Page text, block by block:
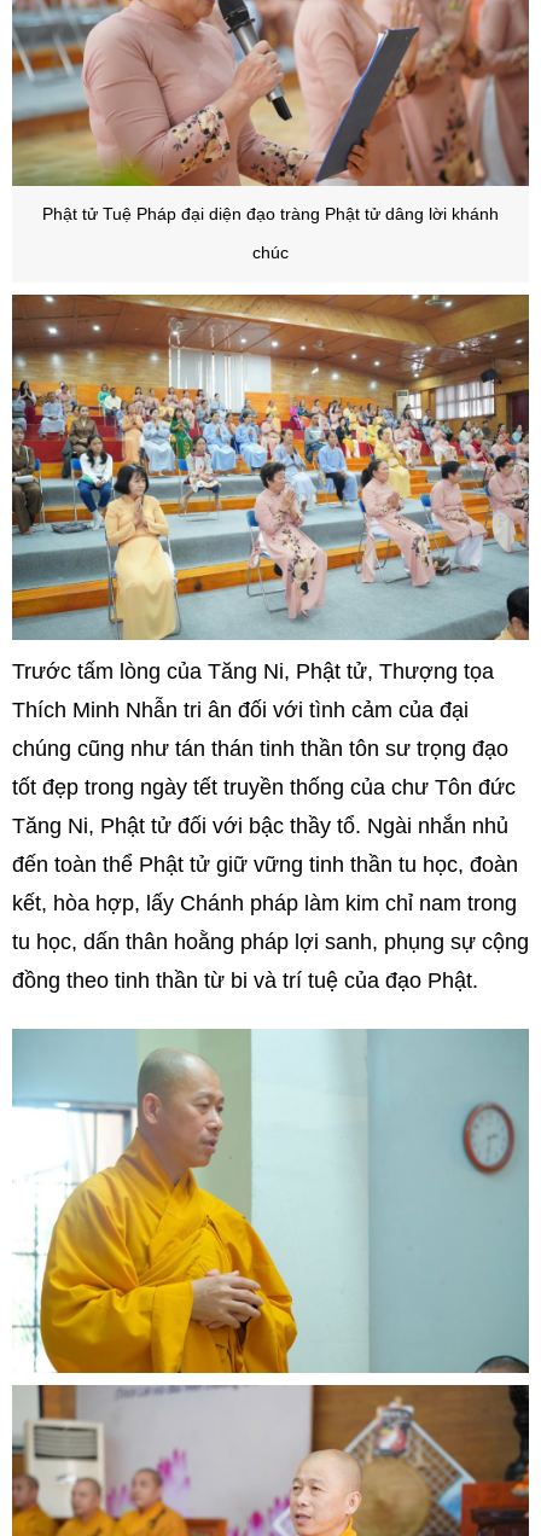
Phật tử Tuệ Pháp đại diện đạo tràng Phật tử dâng lời khánh
chúc
Trước tấm lòng của Tăng Ni, Phật tử, Thượng tọa
Thích Minh Nhẫn tri ân đối với tình cảm của đại
chúng cũng như tán thán tinh thần tôn sư trọng đạo
tốt đẹp trong ngày tết truyền thống của chư Tôn đức
Tăng Ni, Phật tử đối với bậc thầy tổ. Ngài nhắn nhủ
đến toàn thể Phật tử giữ vững tinh thần tu học, đoàn
kết, hòa hợp, lấy Chánh pháp làm kim chỉ nam trong
tu học, dấn thân hoằng pháp lợi sanh, phụng sự cộng
đồng theo tinh thần từ bi và trí tuệ của đạo Phật.